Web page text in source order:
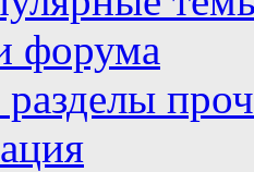
форума
разделы